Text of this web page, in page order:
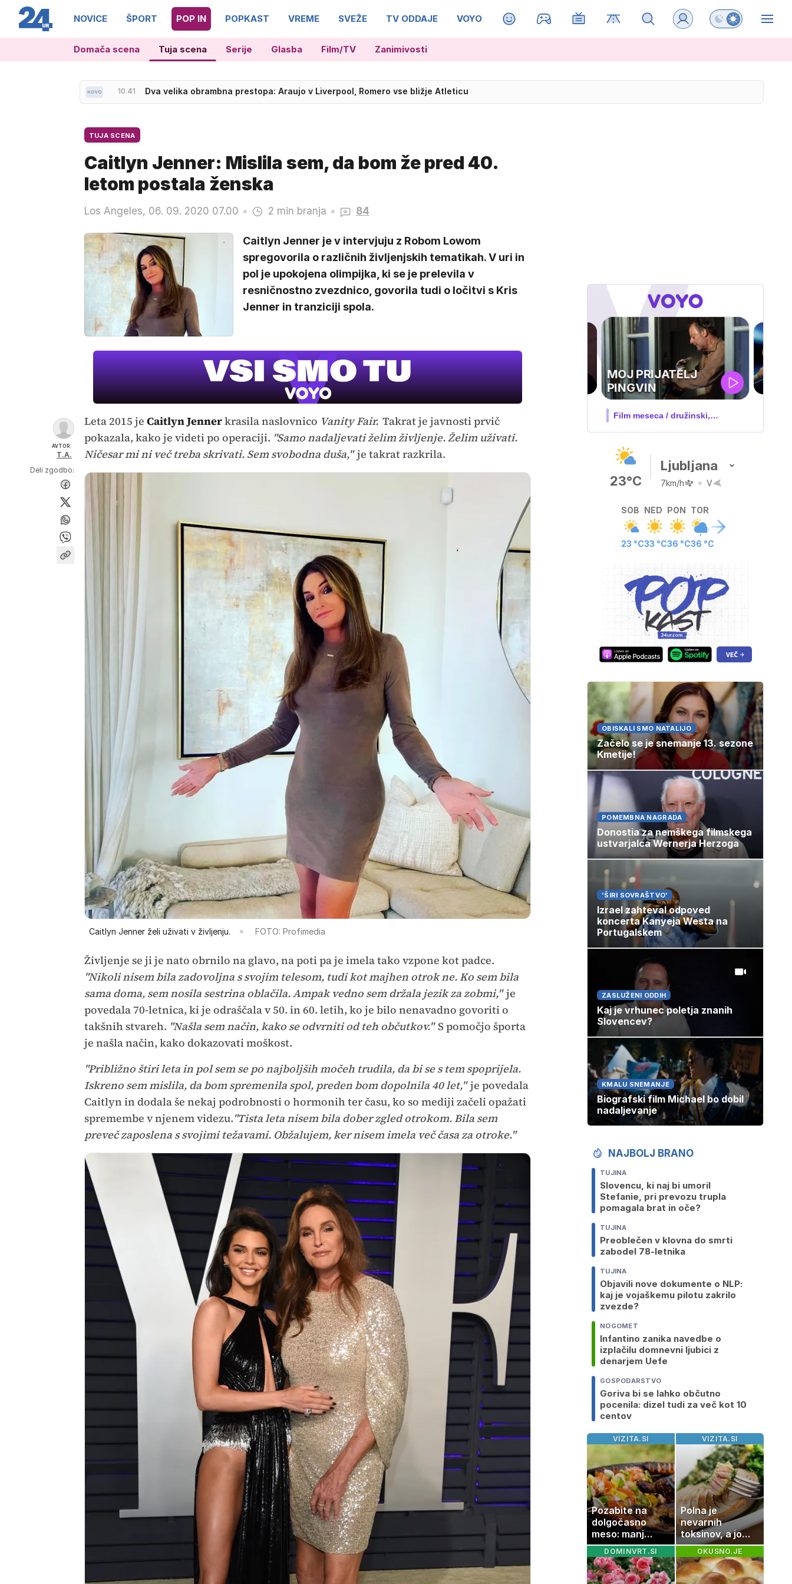
NOVICE ŠPORT POP IN POPKAST VREME SVEŽE TV ODDAJE VOYO MAGAZIN Preklopi barvni
Domača scena Tuja scena Serije Glasba Film/TV Zanimivosti
TUJA SCENA
Caitlyn Jenner: Mislila sem, da bom že pred 40.
letom postala ženska
Los Angeles, 06. 09. 2020 07.00 2 min branja 84
Caitlyn Jenner je v intervjuju z Robom Lowom
spregovorila o različnih življenjskih tematikah. V uri in
pol je upokojena olimpijka, ki se je prelevila v
resničnostno zvezdnico, govorila tudi o ločitvi s Kris
Jenner in tranziciji spola.
AVTOR:
T.A.
Deli zgodbo:
Leta 2015 je Caitlyn Jennerkrasila naslovnico Vanity Fair. Takrat je javnosti prvič
pokazala, kako je videti po operaciji. "Samo nadaljevati želim življenje. Želim uživati.
Ničesar mi ni več treba skrivati. Sem svobodna duša,"je takrat razkrila.
Caitlyn Jenner želi uživati v življenju. FOTO: Profimedia
Življenje se ji je nato obrnilo na glavo, na poti pa je imela tako vzpone kot padce.
"Nikoli nisem bila zadovoljna s svojim telesom, tudi kot majhen otrok ne. Ko sem bila
sama doma, sem nosila sestrina oblačila. Ampak vedno sem držala jezik za zobmi,"je
povedala 70-letnica, ki je odraščala v 50. in 60. letih, ko je bilo nenavadno govoriti o
takšnih stvareh. "Našla sem način, kako se odvrniti od teh občutkov."S pomočjo športa
je našla način, kako dokazovati moškost.
"Približno štiri leta in pol sem se po najboljših močeh trudila, da bi se s tem spoprijela.
Iskreno sem mislila, da bom spremenila spol, preden bom dopolnila 40 let,"je povedala
Caitlyn in dodala še nekaj podrobnosti o hormonih ter času, ko so mediji začeli opažati
spremembe v njenem videzu."Tista leta nisem bila dober zgled otrokom. Bila sem
preveč zaposlena s svojimi težavami. Obžalujem, ker nisem imela več časa za otroke."
UEFA
SUPERPOKAL
V živo na VOYO: sreda ob 20.30
23°C
Ljubljana
7km/h V
SOB
23 °C
NED
33 °C
PON
36 °C
TOR
36 °C
OBISKALI SMO NATALIJO
Začelo se je snemanje 13. sezone
Kmetije!
POMEMBNA NAGRADA
Donostia za nemškega filmskega
ustvarjalca Wernerja Herzoga
'ŠIRI SOVRAŠTVO'
Izrael zahteval odpoved
koncerta Kanyeja Westa na
Portugalskem
ZASLUŽENI ODDIH
Kaj je vrhunec poletja znanih
Slovencev?
KMALU SNEMANJE
Biografski film Michael bo dobil
nadaljevanje
NAJBOLJ BRANO
TUJINA
Slovencu, ki naj bi umoril
Stefanie, pri prevozu trupla
pomagala brat in oče?
TUJINA
Preoblečen v klovna do smrti
zabodel 78-letnika
TUJINA
Objavili nove dokumente o NLP:
kaj je vojaškemu pilotu zakrilo
zvezde?
NOGOMET
Infantino zanika navedbe o
izplačilu domnevni ljubici z
denarjem Uefe
GOSPODARSTVO
Goriva bi se lahko občutno
pocenila: dizel tudi za več kot 10
centov
VIZITA.SI
Pozabite na
dolgočasno
meso: manj
maščobe, več
svežine
VIZITA.SI
Polna je
nevarnih
toksinov, a jo
imamo vsi radi:
to je najbolj
nezdrava riba, ki
jo mnogi redno
DOMINVRT.SI OKUSNO.JE